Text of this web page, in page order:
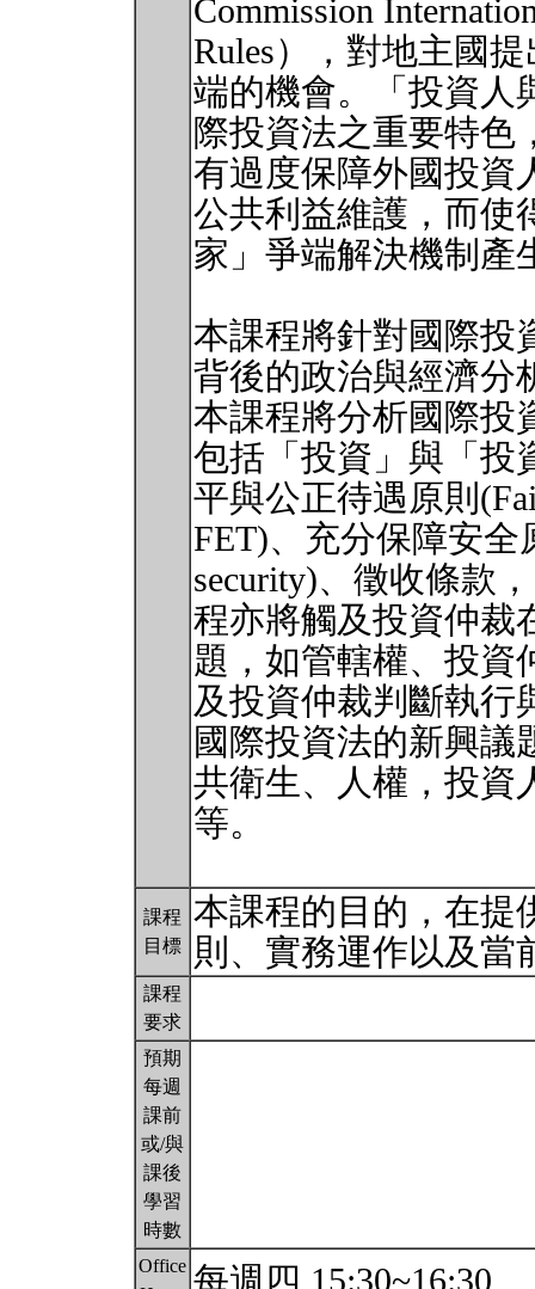
Commission
Rules），對地主國
端的機會。「投資人
際投資法之重要特色
有過度保障外國投資
公共利益維護，而使
家」爭端解決機制產
本課程將針對國際投
背後的政治與經濟分
本課程將分析國際投
包括「投資」與「投
平與公正待遇原則
FET)、充分保障安全
security)、徵收條款
程亦將觸及投資仲裁
題，如管轄權、投資
及投資仲裁判斷執行
國際投資法的新興議
共衛生、人權，投資
等。
課程
目標
本課程的目的，在提
則、實務運作以及
課程
要求
預期
每週
課前
或/與
課後
學習
時數
Office 每週四 15:30~16:30